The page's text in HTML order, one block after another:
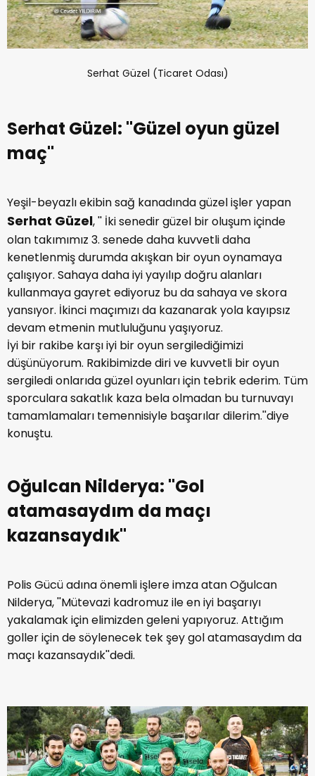
Serhat Güzel (Ticaret Odası)
Serhat Güzel: ''Güzel oyun güzel
maç''
Yeşil-beyazlı ekibin sağ kanadında güzel işler yapan
Serhat Güzel, '' İki senedir güzel bir oluşum içinde
olan takımımız 3. senede daha kuvvetli daha
kenetlenmiş durumda akışkan bir oyun oynamaya
çalışıyor. Sahaya daha iyi yayılıp doğru alanları
kullanmaya gayret ediyoruz bu da sahaya ve skora
yansıyor. İkinci maçımızı da kazanarak yola kayıpsız
devam etmenin mutluluğunu yaşıyoruz.
İyi bir rakibe karşı iyi bir oyun sergilediğimizi
düşünüyorum. Rakibimizde diri ve kuvvetli bir oyun
sergiledi onlarıda güzel oyunları için tebrik ederim. Tüm
sporculara sakatlık kaza bela olmadan bu turnuvayı
tamamlamaları temennisiyle başarılar dilerim.''diye
konuştu.
Oğulcan Nilderya: ''Gol
atamasaydım da maçı
kazansaydık''
Polis Gücü adına önemli işlere imza atan Oğulcan
Nilderya, ''Mütevazi kadromuz ile en iyi başarıyı
yakalamak için elimizden geleni yapıyoruz. Attığım
goller için de söylenecek tek şey gol atamasaydım da
maçı kazansaydık''dedi.